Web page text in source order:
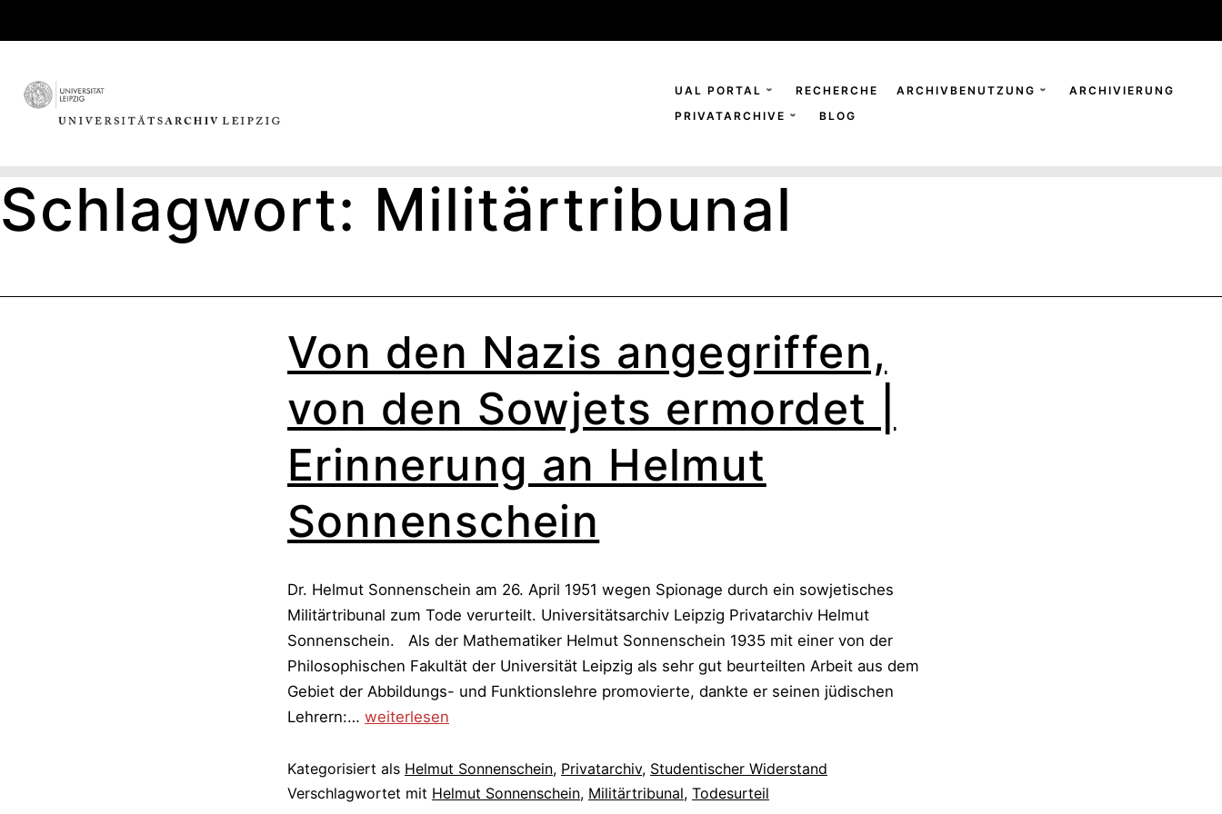
to
UAL PORTAL RECHERCHE ARCHIVBENUTZUNG
ARCHIVIERUNG
PRIVATARCHIVE
BLOG
Schlagwort: Militärtribunal
Von den Nazis angegriffen,
von den Sowjets ermordet |
Erinnerung an Helmut
Sonnenschein
Dr. Helmut Sonnenschein am 26. April 1951 wegen Spionage durch ein sowjetisches
Militärtribunal zum Tode verurteilt. Universitätsarchiv Leipzig Privatarchiv Helmut
Sonnenschein. Als der Mathematiker Helmut Sonnenschein 1935 mit einer von der
Philosophischen Fakultät der Universität Leipzig als sehr gut beurteilten Arbeit aus dem
Gebiet der Abbildungs- und Funktionslehre promovierte, dankte er seinen jüdischen
Lehrern:… Von
Nazis
angegriffen,
weiterlesen
Kategorisiert als Helmut Sonnenschein, Privatarchiv, Studentischer Widerstand
Verschlagwortet mit Helmut Sonnenschein, Militärtribunal, Todesurteil